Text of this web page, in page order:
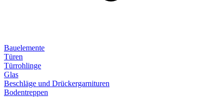
Bauelemente
Türen
Türrohlinge
Glas
Beschläge und Drückergarnituren
Bodentreppen